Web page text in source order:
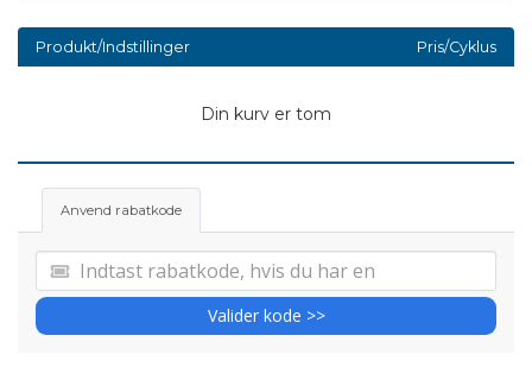
Produkt/Indstillinger Pris/Cyklus
Din kurv er tom
Anvend rabatkode
Valider kode >>